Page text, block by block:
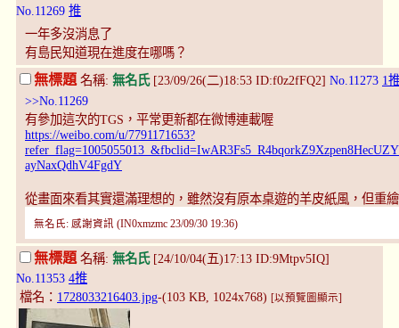
No.11269 推
一年多沒消息了
有島民知道現在進度在哪嗎？
無標題 名稱: 無名氏[23/09/26(二)18:53 ID:f0z2fFQ2] No.11273 1
>>No.11269
有參加這次的TGS，平常更新都在微博連載喔
https://weibo.com/u/7791171653?
ayNaxQdhV4FgdY
從畫面來看其實還滿理想的，雖然沒有原本桌遊的羊皮紙風，但重
無名氏: 感謝資訊 (IN0xmzmc 23/09/30 19:36)
無標題名稱: 無名氏[24/10/04(五)17:13 ID:9Mtpv5IQ]
No.11353 4推
檔名： 1728033216403.jpg-(103 KB, 1024x768) [以預覽圖顯示]